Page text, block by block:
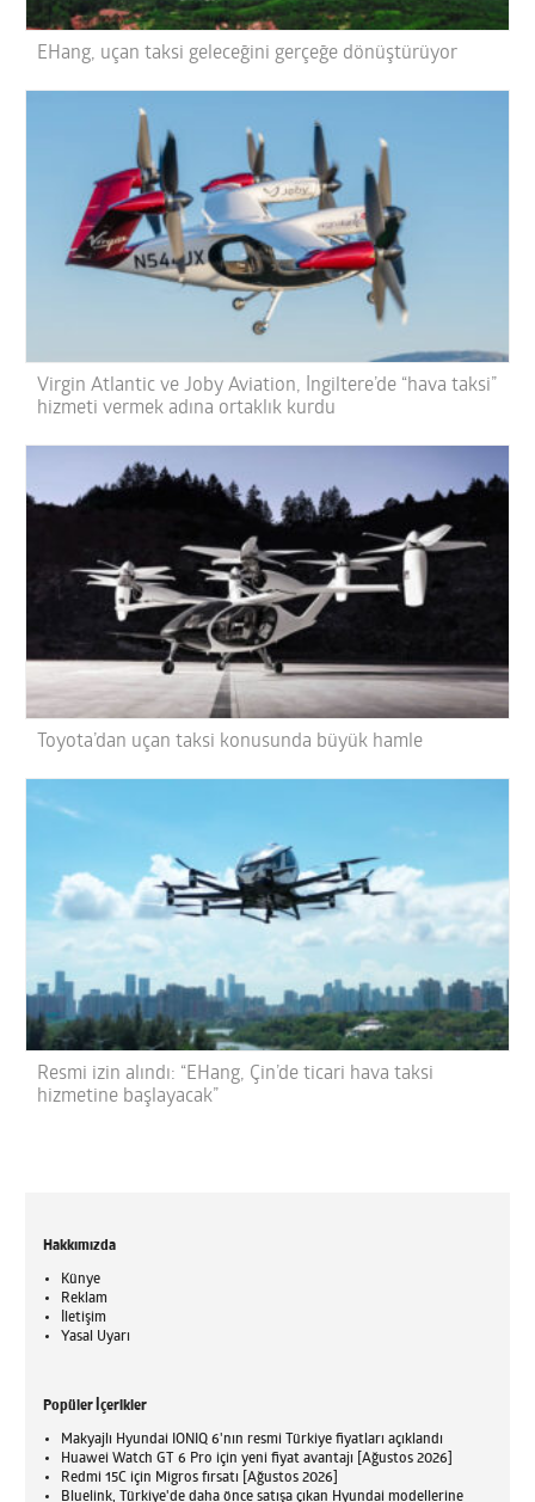
EHang, uçan taksi geleceğini gerçeğe dönüştürüyor
Virgin Atlantic ve Joby Aviation, İngiltere’de “hava taksi”
hizmeti vermek adına ortaklık kurdu
Toyota’dan uçan taksi konusunda büyük hamle
Resmi izin alındı: “EHang, Çin’de ticari hava taksi
hizmetine başlayacak”
Hakkımızda
Künye
Reklam
İletişim
Yasal Uyarı
Popüler İçerikler
Makyajlı Hyundai IONIQ 6'nın resmi Türkiye fiyatları açıklandı
Huawei Watch GT 6 Pro için yeni fiyat avantajı [Ağustos 2026]
Redmi 15C için Migros fırsatı [Ağustos 2026]
Bluelink, Türkiye'de daha önce satışa çıkan Hyundai modellerine